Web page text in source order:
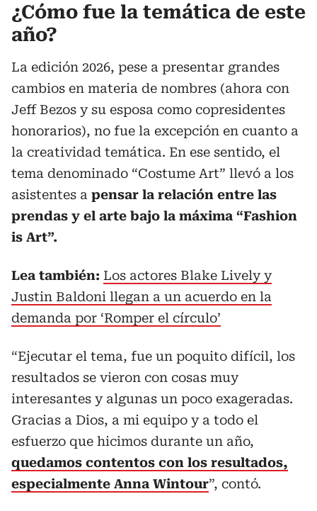
¿Cómo fue la temática de este
año?
La edición 2026, pese a presentar grandes
cambios en materia de nombres (ahora con
Jeff Bezos y su esposa como copresidentes
honorarios), no fue la excepción en cuanto a
la creatividad temática. En ese sentido, el
tema denominado “Costume Art” llevó a los
asistentes a pensar la relación entre las
prendas y el arte bajo la máxima “Fashion
is Art”.
Lea también: Los actores Blake Lively y
Justin Baldoni llegan a un acuerdo en la
demanda por ‘Romper el círculo’
“Ejecutar el tema, fue un poquito difícil, los
resultados se vieron con cosas muy
interesantes y algunas un poco exageradas.
Gracias a Dios, a mi equipo y a todo el
esfuerzo que hicimos durante un año,
quedamos contentos con los resultados,
especialmente Anna Wintour”, contó.